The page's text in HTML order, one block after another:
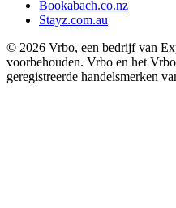
Bookabach.co.nz
Stayz.com.au
© 2026 Vrbo, een bedrijf van
voorbehouden. Vrbo en het
geregistreerde handelsmerken